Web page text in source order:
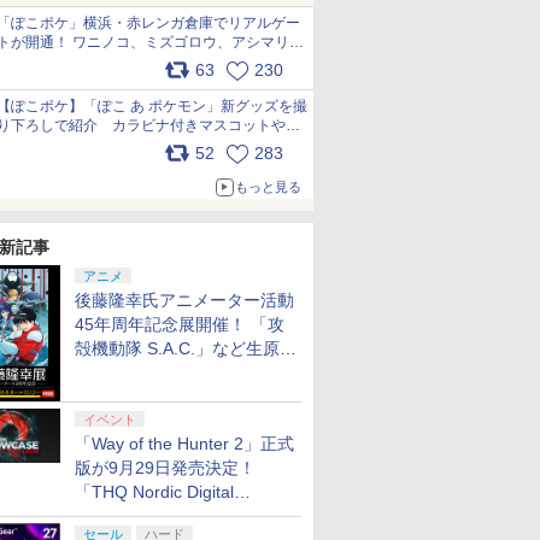
ぽこポケ」横浜・赤レンガ倉庫でリアルゲー
が開通！ ワニノコ、ミズゴロウ、アシマリ登
場シーンをレポート pic.x.com/LDgEByVl6D
63 230
ぽこポケ】「ぽこ あ ポケモン」新グッズを撮
下ろしで紹介 カラビナ付きマスコットやス
52 283
もっと見る
記事
アニメ
後藤隆幸氏アニメーター活動
45年周年記念展開催！ 「攻
殻機動隊 S.A.C.」など生原
イベント
「Way of the Hunter 2」正式
版が9月29日発売決定！
「THQ Nordic Digital
Showcase 2026」まとめ
セール ハード